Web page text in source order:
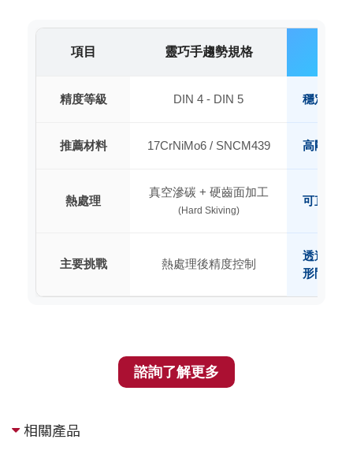
項目 靈巧手趨勢規格
精度等級 DIN 4 - DIN 5 穩定達成
推薦材料 17CrNiMo6 / SNCM439 高剛性機
熱處理
真空滲碳 + 硬齒面加工
(Hard Skiving)
可直接加
主要挑戰 熱處理後精度控制
透過硬齒
形問題
諮詢了解更多
相關產品